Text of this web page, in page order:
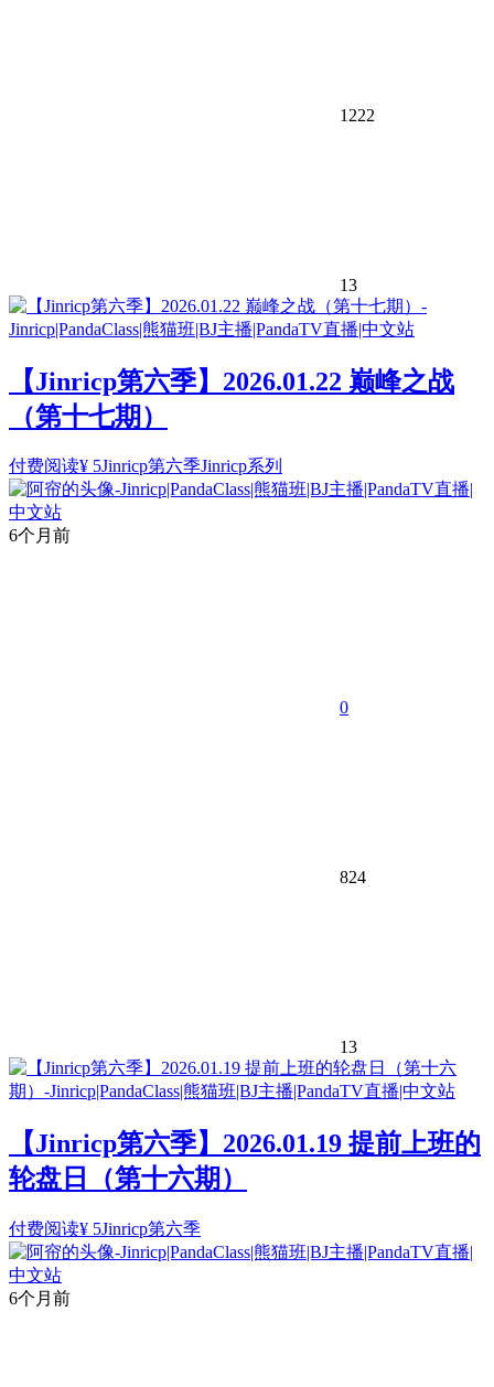
1222
13
【Jinricp第六季】2026.01.22 巅峰之战
（第十七期）
付费阅读¥ 5Jinricp第六季Jinricp系列
6个月前
0
824
13
【Jinricp第六季】2026.01.19 提前上班的
轮盘日（第十六期）
付费阅读¥ 5Jinricp第六季
6个月前